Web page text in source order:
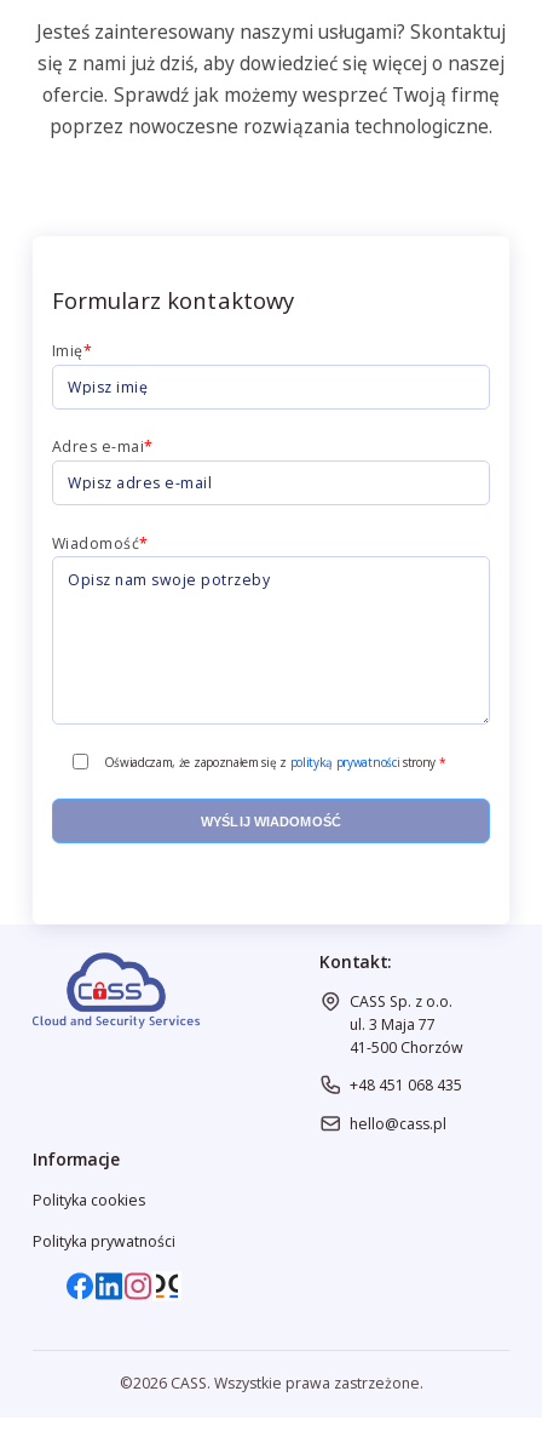
Jesteś zainteresowany naszymi usługami? Skontaktuj
się z nami już dziś, aby dowiedzieć się więcej o naszej
ofercie. Sprawdź jak możemy wesprzeć Twoją firmę
poprzez nowoczesne rozwiązania technologiczne.
Formularz kontaktowy
Imię*
Adres e-mai*
Wiadomość*
Oświadczam, że zapoznałem się z polityką prywatności strony *
Kontakt:
CASS Sp. z o.o.
ul. 3 Maja 77
41-500 Chorzów
+48 451 068 435
hello@cass.pl
Informacje
Polityka cookies
Polityka prywatności
©2026 CASS. Wszystkie prawa zastrzeżone.